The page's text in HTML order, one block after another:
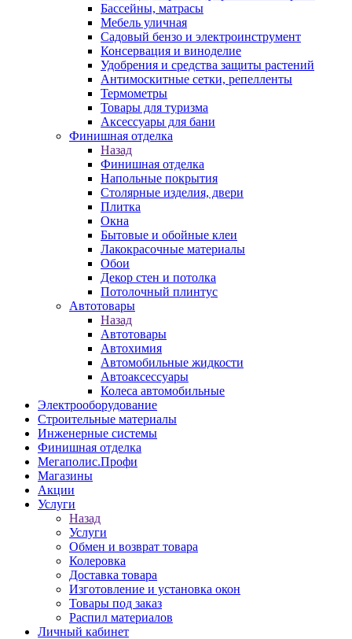
Бассейны, матрасы
Мебель уличная
Садовый бензо и электроинструмент
Консервация и виноделие
Удобрения и средства защиты растений
Антимоскитные сетки, репелленты
Термометры
Товары для туризма
Аксессуары для бани
Финишная отделка
Назад
Финишная отделка
Напольные покрытия
Столярные изделия, двери
Плитка
Окна
Бытовые и обойные клеи
Лакокрасочные материалы
Обои
Декор стен и потолка
Потолочный плинтус
Автотовары
Назад
Автотовары
Автохимия
Автомобильные жидкости
Автоаксессуары
Колеса автомобильные
Электрооборудование
Строительные материалы
Инженерные системы
Финишная отделка
Мегаполис.Профи
Магазины
Акции
Услуги
Назад
Услуги
Обмен и возврат товара
Колеровка
Доставка товара
Изготовление и установка окон
Товары под заказ
Распил материалов
Личный кабинет